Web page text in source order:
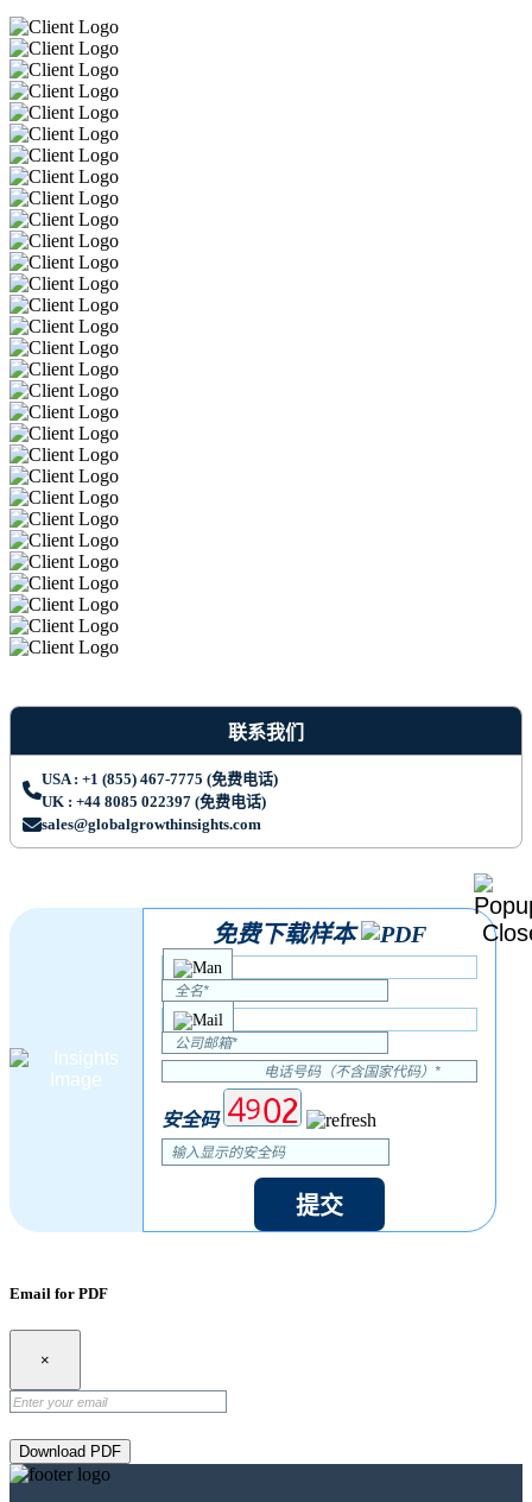
联系我们
USA : +1 (855) 467-7775 (免费电话)
UK : +44 8085 022397 (免费电话)
sales@globalgrowthinsights.com
免费下载样本
安全码
提交
Email for PDF
×
Download PDF